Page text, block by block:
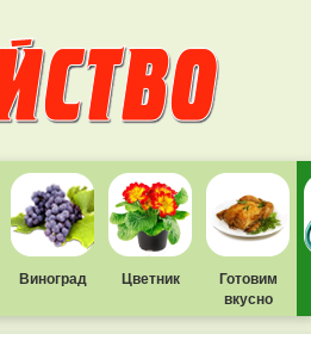
Виноград Цветник
Готовим
вкусно